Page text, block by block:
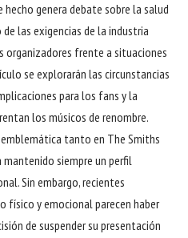
genera debate sobre la salud
las exigencias de la industria
organizadores frente a situaciones
se explorarán las circunstancias
para los fans y la
los músicos de renombre.
emblemática tanto en The Smiths
siempre un perfil
Sin embargo, recientes
físico y emocional parecen haber
de suspender su presentación